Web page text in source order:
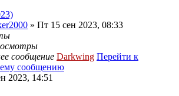
» Пт 15 сен 2023, 08:33
сообщение Darkwing Перейти к
сообщению
2023, 14:51